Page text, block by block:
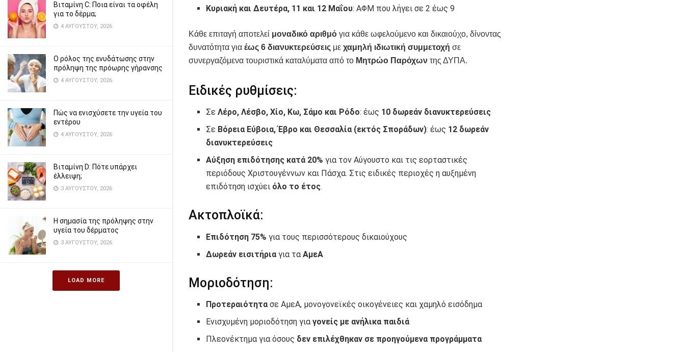
Βιταμίνη C: Ποια είναι τα οφέλη
για το δέρμα;
4 ΑΥΓΟΎΣΤΟΥ, 2026
Ο ρόλος της ενυδάτωσης στην
πρόληψη της πρόωρης γήρανσης
4 ΑΥΓΟΎΣΤΟΥ, 2026
Πώς να ενισχύσετε την υγεία του
εντέρου
4 ΑΥΓΟΎΣΤΟΥ, 2026
Βιταμίνη D: Πότε υπάρχει
έλλειψη;
3 ΑΥΓΟΎΣΤΟΥ, 2026
Η σημασία της πρόληψης στην
υγεία του δέρματος
3 ΑΥΓΟΎΣΤΟΥ, 2026
LOAD MORE
Κυριακή και Δευτέρα, 11 και 12 Μαΐου: ΑΦΜ που λήγει σε 2 έως 9
Κάθε επιταγή αποτελεί μοναδικό αριθμό για κάθε ωφελούμενο και δικαιούχο, δίνοντας
δυνατότητα για έως 6 διανυκτερεύσεις με χαμηλή ιδιωτική συμμετοχή σε
συνεργαζόμενα τουριστικά καταλύματα από το Μητρώο Παρόχων της ΔΥΠΑ.
Ειδικές ρυθμίσεις:
ΣεΛέρο, Λέσβο, Χίο, Κω, Σάμο και Ρόδο: έως 10 δωρεάν διανυκτερεύσεις
Σε Βόρεια Εύβοια, Έβρο και Θεσσαλία (εκτός Σποράδων): έως 12 δωρεάν
διανυκτερεύσεις
Αύξηση επιδότησης κατά 20% για τον Αύγουστο και τις εορταστικές
περιόδους Χριστουγέννων και Πάσχα. Στις ειδικές περιοχές η αυξημένη
επιδότηση ισχύει όλο το έτος.
Ακτοπλοϊκά:
Επιδότηση 75% για τους περισσότερους δικαιούχους
Δωρεάν εισιτήρια για ταΑμεΑ
Μοριοδότηση:
Προτεραιότητα σε ΑμεΑ, μονογονεϊκές οικογένειες και χαμηλό εισόδημα
Ενισχυμένη μοριοδότηση γιαγονείς με ανήλικα παιδιά
Πλεονέκτημα για όσους δεν επιλέχθηκαν σε προηγούμενα προγράμματα